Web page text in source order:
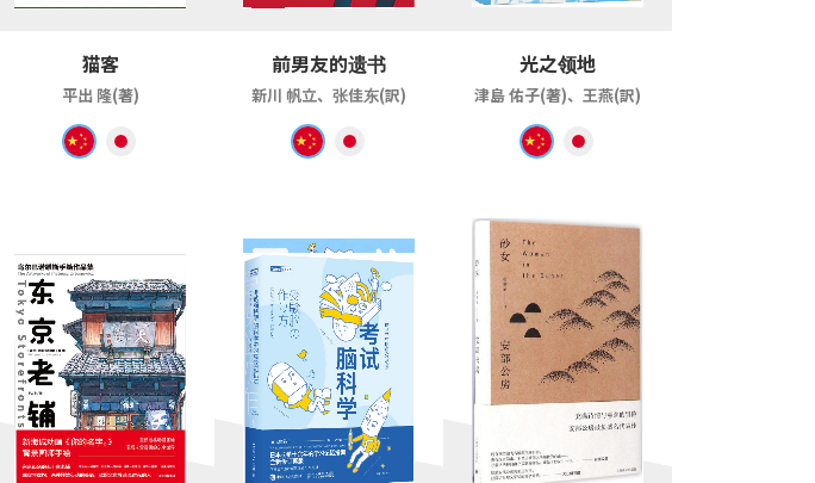
猫客
平出 隆(著)
前男友的遗书
新川 帆立、张佳东(訳)
光之领地
津島 佑子(著)、王燕(訳)